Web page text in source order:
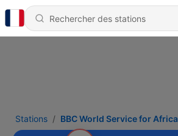
Stations BBC World Service for Africa